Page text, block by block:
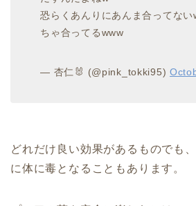
恐らくあんりにあんま合ってない
ちゃ合ってるwww
— 杏仁🐰 (@pink_tokki95)
どれだけ良い効果があるものでも
に体に毒となることもあります。